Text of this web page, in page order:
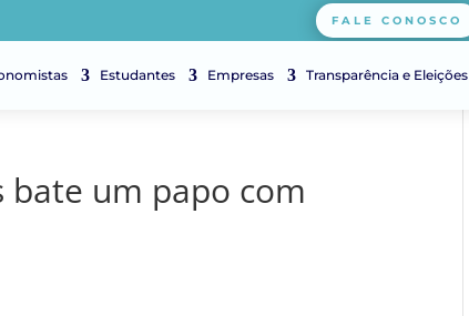
FALE CONOSCO
Estudantes Empresas Transparência e Eleições
bate um papo com